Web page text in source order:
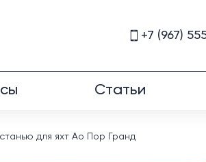
+7 (967)
Статьи
для яхт Ао Пор Гранд